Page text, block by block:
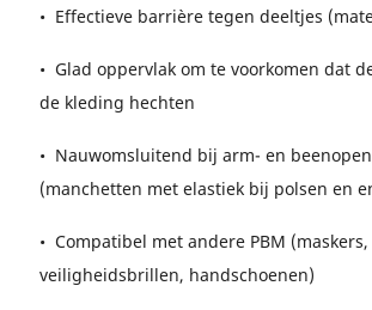
• Effectieve barrière tegen deeltjes
• Glad oppervlak om te voorkomen dat
de kleding hechten
• Nauwomsluitend bij arm- en
(manchetten met elastiek bij polsen en
• Compatibel met andere PBM (maskers,
veiligheidsbrillen, handschoenen)